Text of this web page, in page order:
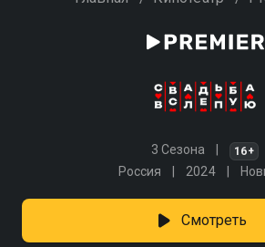
3 Сезона 16+
Россия 2024
Смотреть